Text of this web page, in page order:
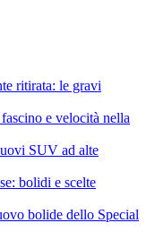
ritirata: le gravi
e velocità nella
SUV ad alte
bolidi e scelte
bolide dello Special